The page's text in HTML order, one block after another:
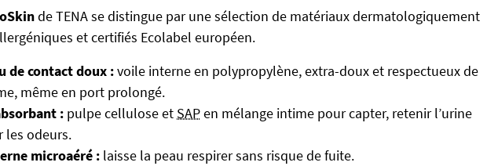
de TENA se distingue par une sélection de matériaux dermatologiquement
et certifiés Ecolabel européen.
de contact doux :voile interne en polypropylène, extra-doux et respectueux de
même en port prolongé.
: pulpe cellulose et SAPen mélange intime pour capter, retenir l’urine
les odeurs.
microaéré : laisse la peau respirer sans risque de fuite.